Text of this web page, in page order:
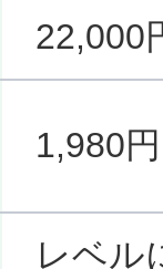
22,000
1,980
レベル